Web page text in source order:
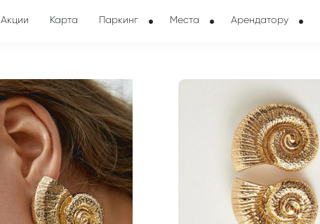
Акции Карта Паркинг Места Арендатору